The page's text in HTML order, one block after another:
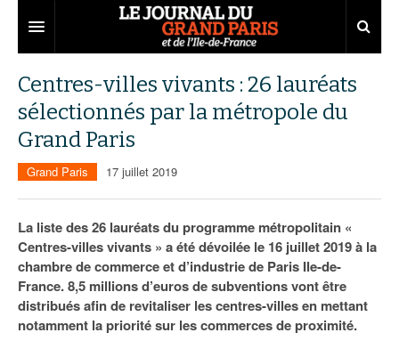
Territoires
Aménagement
Collectivités
Services urbains
Entreprises
Développement économique
Attractivité
Innovation
Transport
Départements
77
78
91
Nominations
Portraits
Agenda
Les Assises du Grand Paris
Éditions précédentes
Le podcast
Ecouter les épisodes
Centres-villes vivants : 26 lauréats
sélectionnés par la métropole du
Grand Paris
Grand Paris 17 juillet 2019
La liste des 26 lauréats du programme métropolitain «
Centres-villes vivants » a été dévoilée le 16 juillet 2019 à la
chambre de commerce et d’industrie de Paris Ile-de-
France. 8,5 millions d’euros de subventions vont être
distribués afin de revitaliser les centres-villes en mettant
notamment la priorité sur les commerces de proximité.